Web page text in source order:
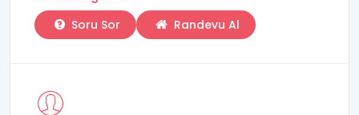
Soru Sor
Randevu Al